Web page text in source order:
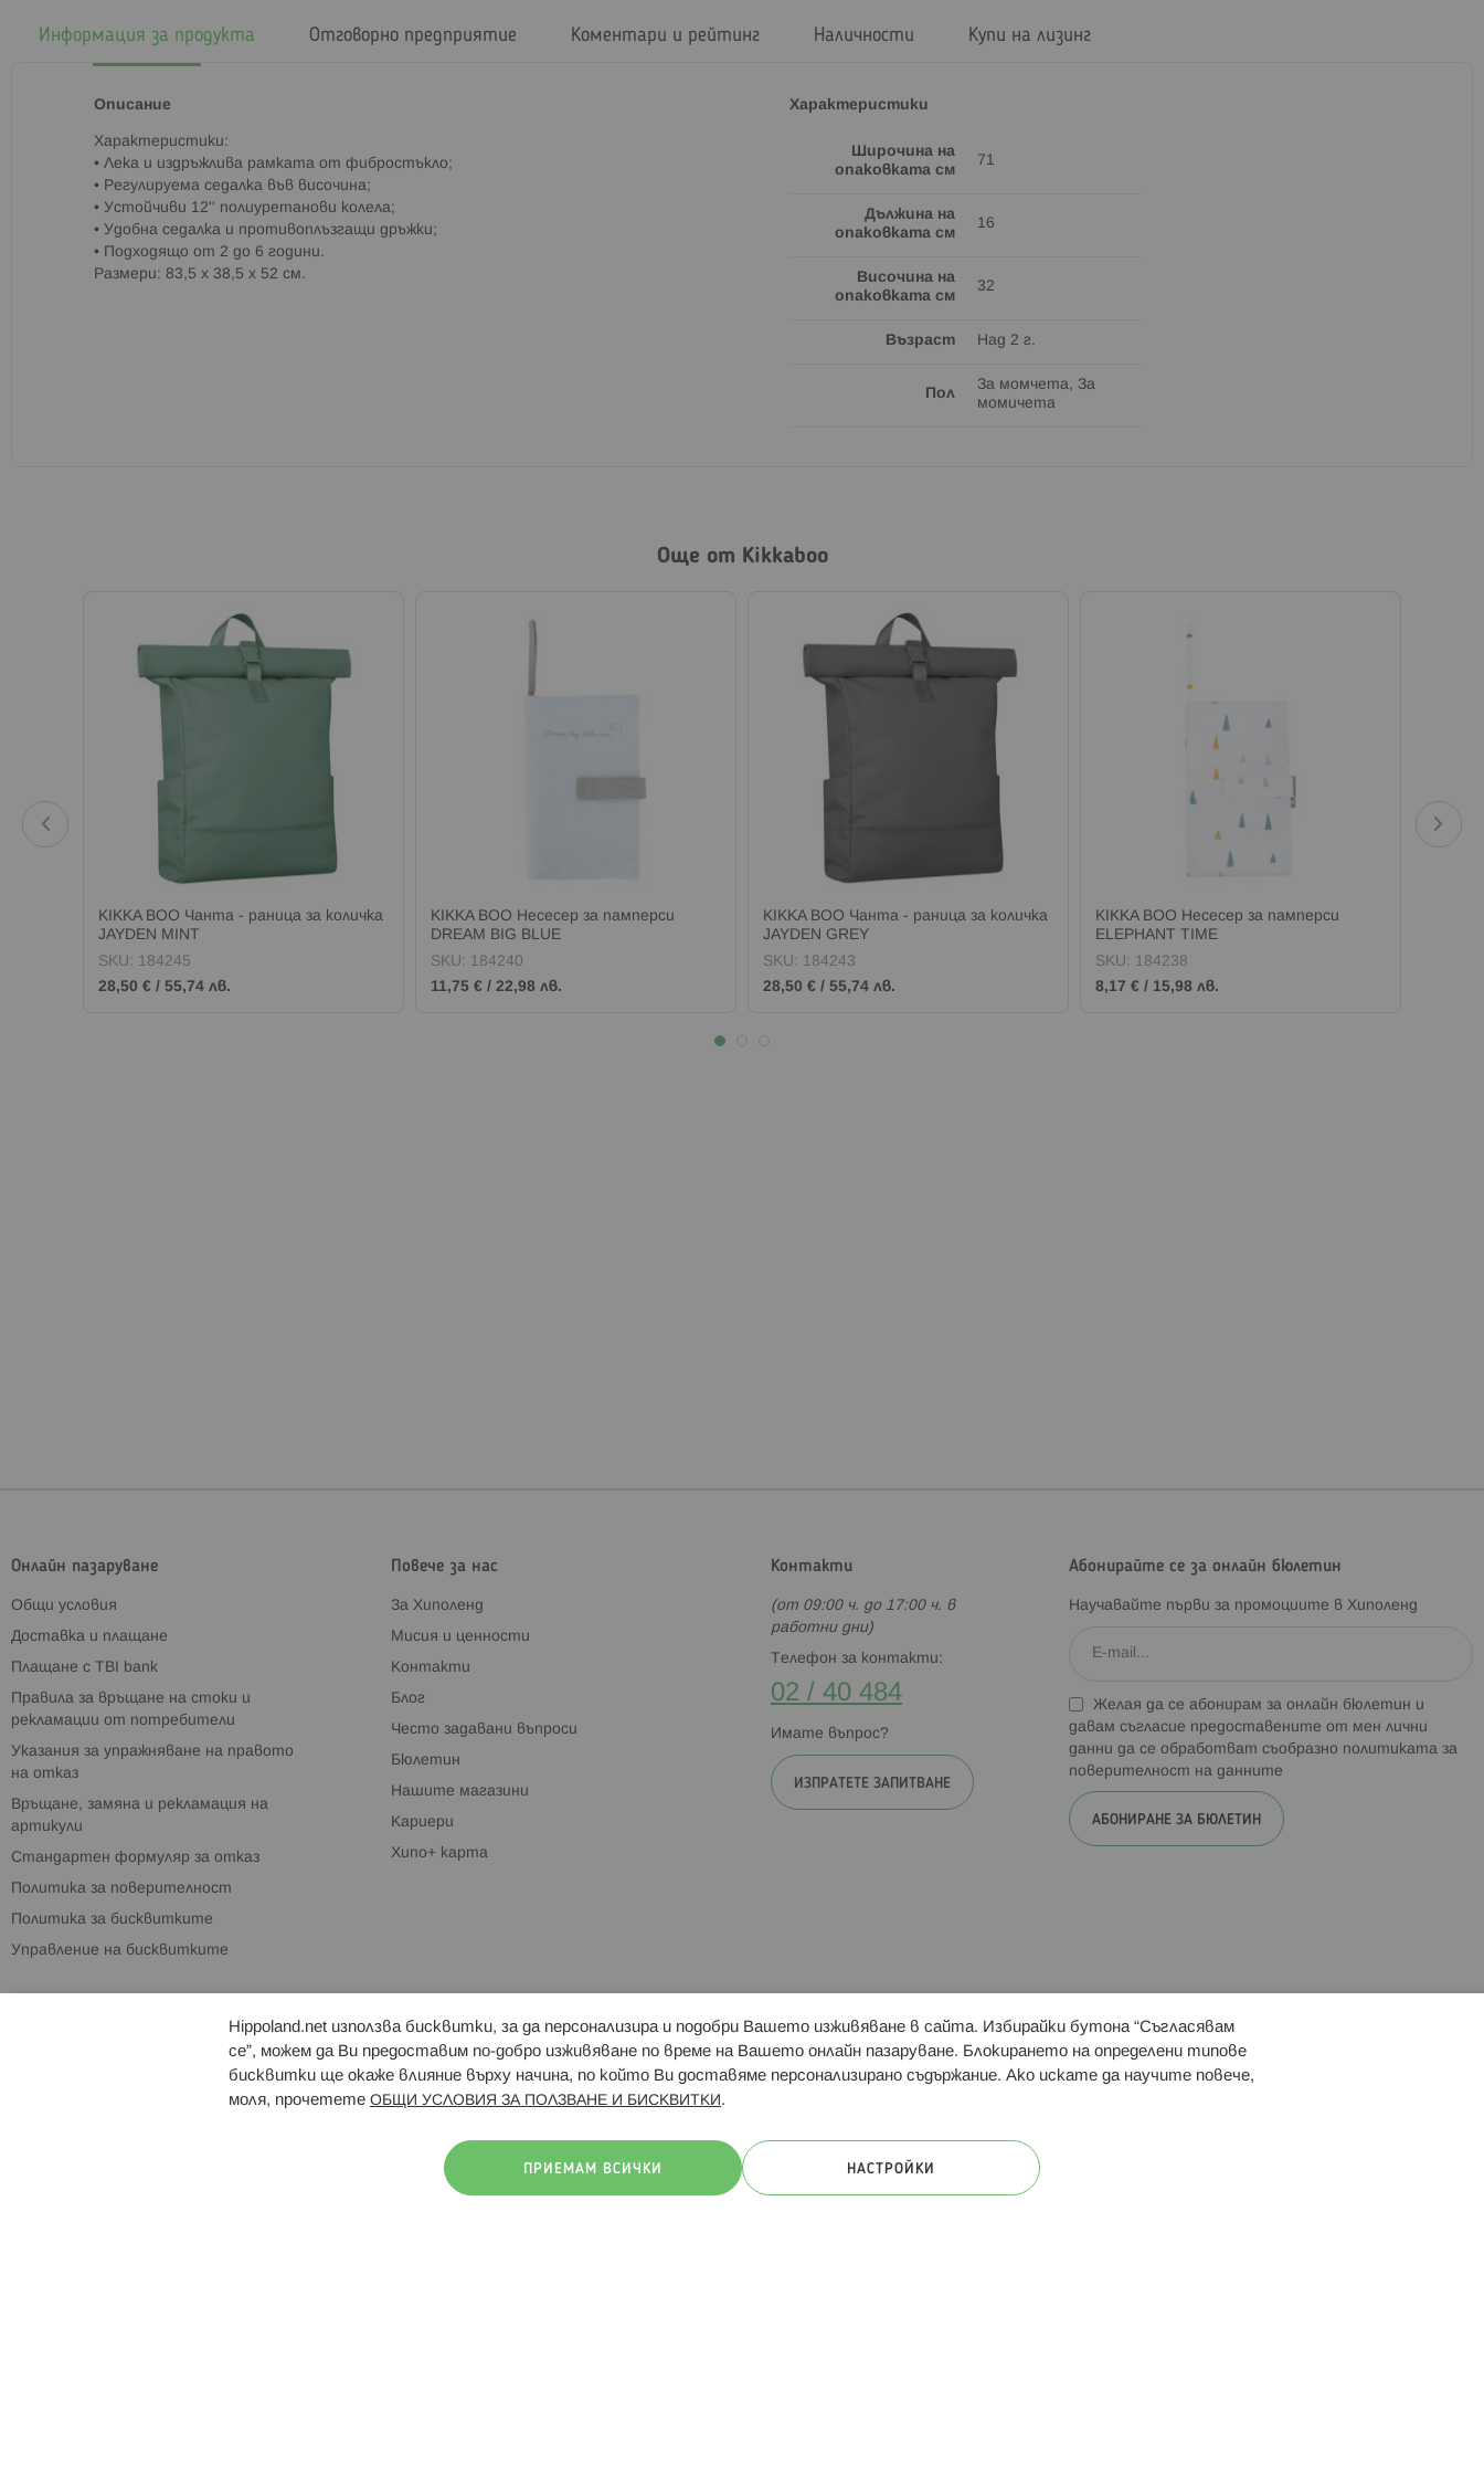
Информация за продукта
Описание
Характеристики:
• Лека и издръжлива рамката от фибростъкло;
• Регулируема седалка във височина;
• Устойчиви 12'' полиуретанови колела;
• Удобна седалка и противоплъзгащи дръжки;
• Подходящо от 2 до 6 години.
Размери: 83,5 x 38,5 x 52 см.
Характеристики
Широчина на
опаковката см
71
Дължина на
опаковката см
16
Височина на
опаковката см
32
Възраст Над 2 г.
Пол
За момчета, За
момичета
Отговорно предприятие Коментари и рейтинг Наличности Купи на лизинг
Още от Kikkaboo
KIKKA BOO Чанта - раница за количка
JAYDEN MINT
SKU: 184245
28,50 € / 55,74 лв.
KIKKA BOO Несесер за памперси
DREAM BIG BLUE
SKU: 184240
11,75 € / 22,98 лв.
KIKKA BOO Чанта - раница за количка
JAYDEN GREY
SKU: 184243
28,50 € / 55,74 лв.
KIKKA BOO Несесер за памперси
ELEPHANT TIME
SKU: 184238
8,17 € / 15,98 лв.
Онлайн пазаруване
Общи условия
Доставка и плащане
Плащане с TBI bank
Правила за връщане на стоки и
рекламации от потребители
Указания за упражняване на правото
на отказ
Връщане, замяна и рекламация на
артикули
Стандартен формуляр за отказ
Политика за поверителност
Политика за бисквитките
Управление на бисквитките
Повече за нас
За Хиполенд
Мисия и ценности
Контакти
Блог
Често задавани въпроси
Бюлетин
Нашите магазини
Кариери
Хипо+ карта
Контакти
(от 09:00 ч. до 17:00 ч. в
работни дни)
Телефон за контакти:
02 / 40 484
Имате въпрос?
ИЗПРАТЕТЕ ЗАПИТВАНЕ
Абонирайте се за онлайн бюлетин
Научавайте първи за промоциите в Хиполенд
Желая да се абонирам за онлайн бюлетин и
давам съгласие предоставените от мен лични
данни да се обработват съобразно политиката за
поверителност на данните
АБОНИРАНЕ ЗА БЮЛЕТИН
Брошури Магазини Свързани сайтове: Hippoland.ro Последвайте ни:
Hippoland.net използва бисквитки, за да персонализира и подобри Вашето изживяване в сайта. Избирайки бутона “Съгласявам
се”, можем да Ви предоставим по-добро изживяване по време на Вашето онлайн пазаруване. Блокирането на определени типове
бисквитки ще окаже влияние върху начина, по който Ви доставяме персонализирано съдържание. Ако искате да научите повече,
моля, прочетете ОБЩИ УСЛОВИЯ ЗА ПОЛЗВАНЕ И БИСКВИТКИ .
ПРИЕМАМ ВСИЧКИ НАСТРОЙКИ